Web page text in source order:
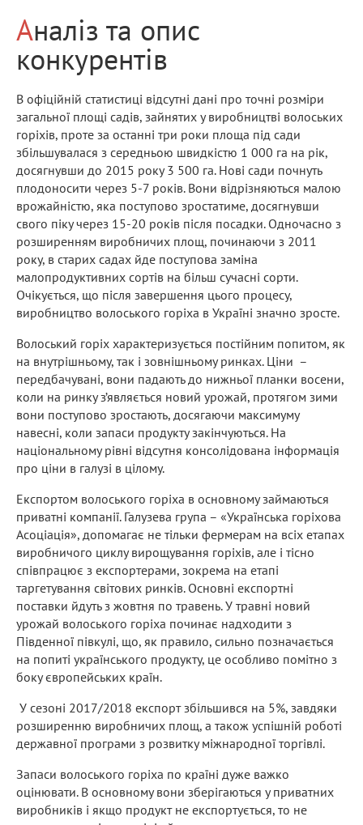
Аналіз та опис
конкурентів
В офіційній статистиці відсутні дані про точні розміри
загальної площі садів, зайнятих у виробництві волоських
горіхів, проте за останні три роки площа під сади
збільшувалася з середньою швидкістю 1 000 га на рік,
досягнувши до 2015 року 3 500 га. Нові сади почнуть
плодоносити через 5-7 років. Вони відрізняються малою
врожайністю, яка поступово зростатиме, досягнувши
свого піку через 15-20 років після посадки. Одночасно з
розширенням виробничих площ, починаючи з 2011
року, в старих садах йде поступова заміна
малопродуктивних сортів на більш сучасні сорти.
Очікується, що після завершення цього процесу,
виробництво волоського горіха в Україні значно зросте.
Волоський горіх характеризується постійним попитом, як
на внутрішньому, так і зовнішньому ринках. Ціни –
передбачувані, вони падають до нижньої планки восени,
коли на ринку з’являється новий урожай, протягом зими
вони поступово зростають, досягаючи максимуму
навесні, коли запаси продукту закінчуються. На
національному рівні відсутня консолідована інформація
про ціни в галузі в цілому.
Експортом волоського горіха в основному займаються
приватні компанії. Галузева група – «Українська горіхова
Асоціація», допомагає не тільки фермерам на всіх етапах
виробничого циклу вирощування горіхів, але і тісно
співпрацює з експортерами, зокрема на етапі
таргетування світових ринків. Основні експортні
поставки йдуть з жовтня по травень. У травні новий
урожай волоського горіха починає надходити з
Південної півкулі, що, як правило, сильно позначається
на попиті українського продукту, це особливо помітно з
боку європейських країн.
У сезоні 2017/2018 експорт збільшився на 5%, завдяки
розширенню виробничих площ, а також успішній роботі
державної програми з розвитку міжнародної торгівлі.
Запаси волоського горіха по країні дуже важко
оцінювати. В основному вони зберігаються у приватних
виробників і якщо продукт не експортується, то не